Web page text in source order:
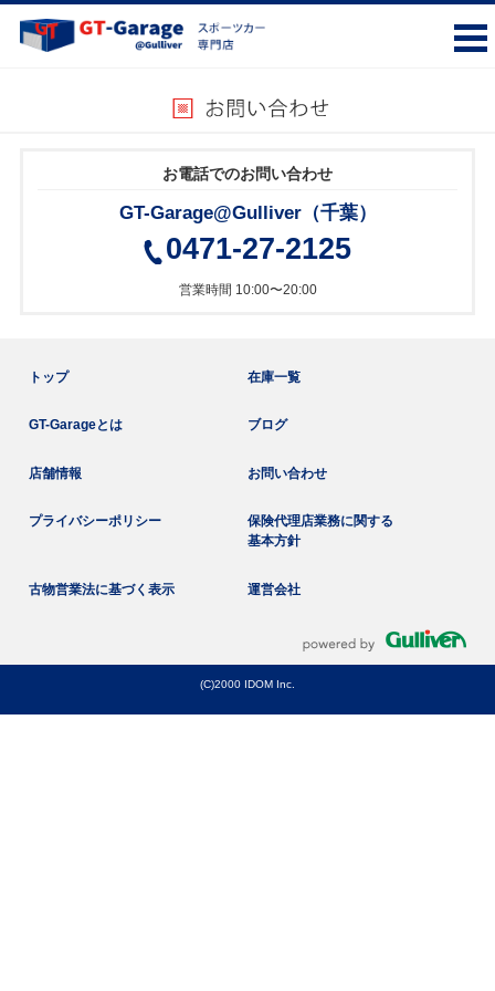
お電話でのお問い合わせ
GT-Garage@Gulliver（千葉）
0471-27-2125
営業時間 10:00〜20:00
トップ 在庫一覧
GT-Garageとは ブログ
店舗情報 お問い合わせ
プライバシーポリシー
保険代理店業務に関する
基本方針
古物営業法に基づく表示 運営会社
(C)2000 IDOM Inc.